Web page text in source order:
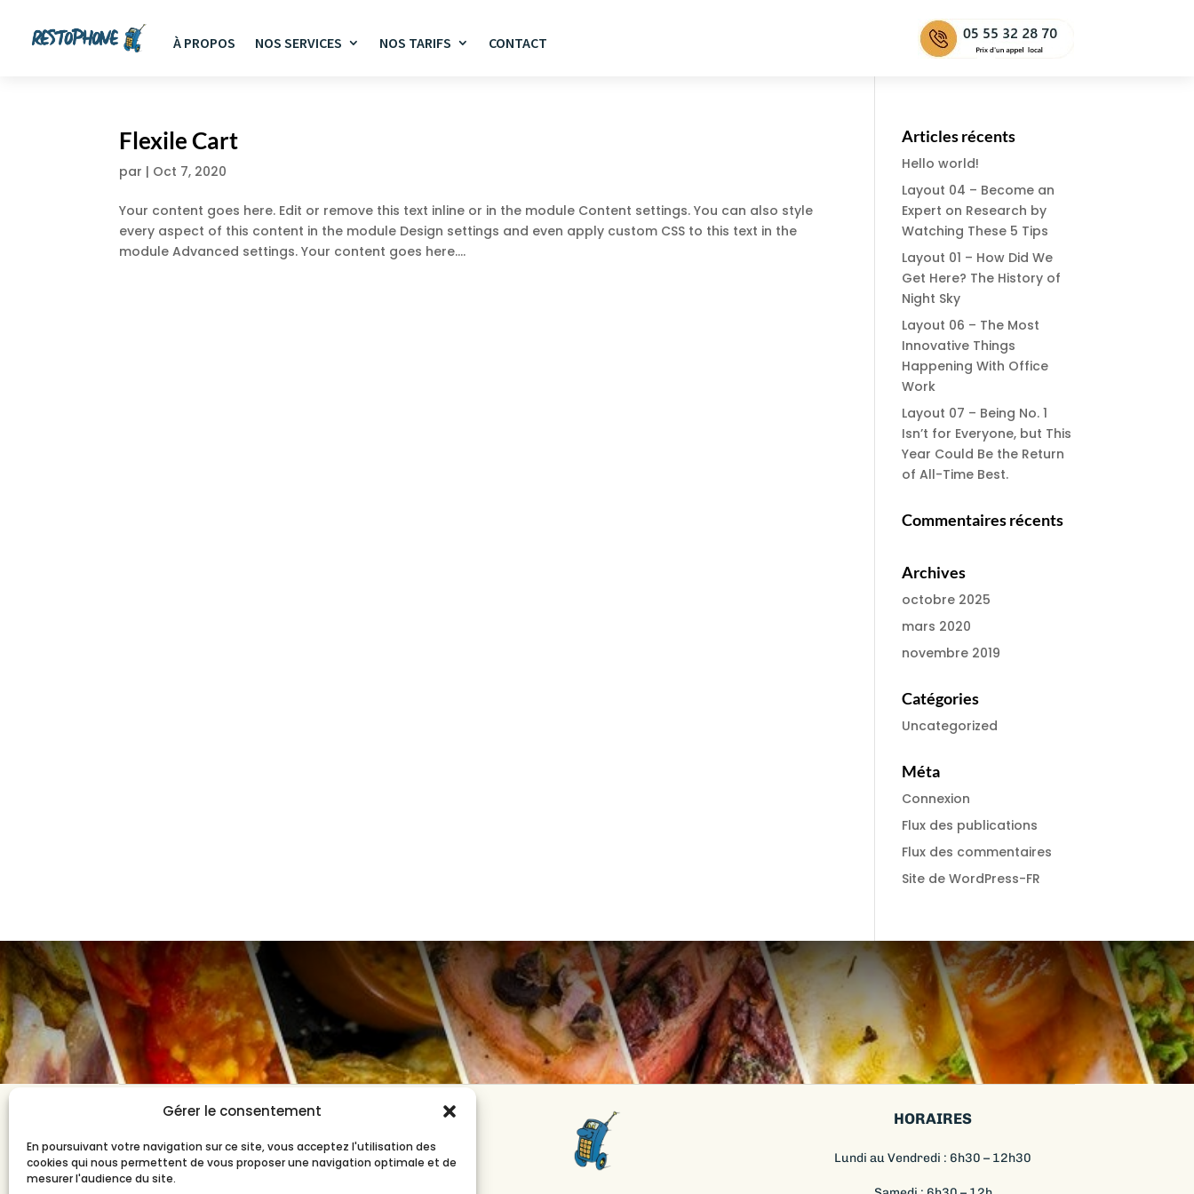
Gérer le consentement
En poursuivant votre navigation sur ce site, vous acceptez l'utilisation des
cookies qui nous permettent de vous proposer une navigation optimale et de
mesurer l'audience du site.
À PROPOS NOS SERVICES NOS TARIFS CONTACT
Flexile Cart
par | Oct 7, 2020
Your content goes here. Edit or remove this text inline or in the module Content settings. You can also style
every aspect of this content in the module Design settings and even apply custom CSS to this text in the
module Advanced settings. Your content goes here....
Articles récents
Hello world!
Layout 04 – Become an
Expert on Research by
Watching These 5 Tips
Layout 01 – How Did We
Get Here? The History of
Night Sky
Layout 06 – The Most
Innovative Things
Happening With Office
Work
Layout 07 – Being No. 1
Isn’t for Everyone, but This
Year Could Be the Return
of All-Time Best.
Commentaires récents
Archives
octobre 2025
mars 2020
novembre 2019
Catégories
Uncategorized
Méta
Connexion
Flux des publications
Flux des commentaires
Site de WordPress-FR
CONTACTEZ-NOUS
31 Rue Archimède
HORAIRES
Lundi au Vendredi : 6h30 – 12h30